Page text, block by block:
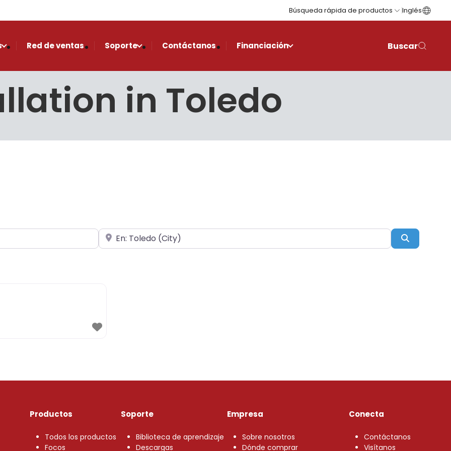
Búsqueda rápida de productos Inglés
Red de ventas Soporte Contáctanos Financiación Buscar
in Toledo
Cerca de Buscar
Productos
Todos los productos
Focos
Soporte
Biblioteca de aprendizaje
Descargas
Empresa
Sobre nosotros
Dónde comprar
Conecta
Contáctanos
Visítanos